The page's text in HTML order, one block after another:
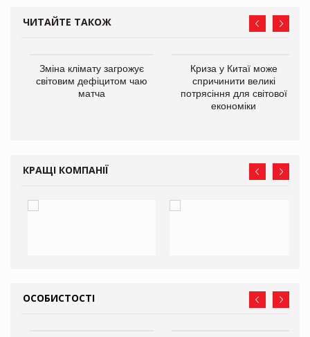
ЧИТАЙТЕ ТАКОЖ
Зміна клімату загрожує
світовим дефіцитом чаю
матча
Криза у Китаї може
спричинити великі
потрясіння для світової
економіки
КРАЩІ КОМПАНІЇ
ОСОБИСТОСТІ